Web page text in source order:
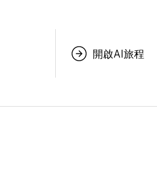
開啟AI旅程